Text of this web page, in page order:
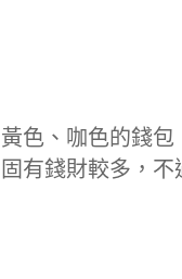
黃色、咖色的錢包
固有錢財較多，不